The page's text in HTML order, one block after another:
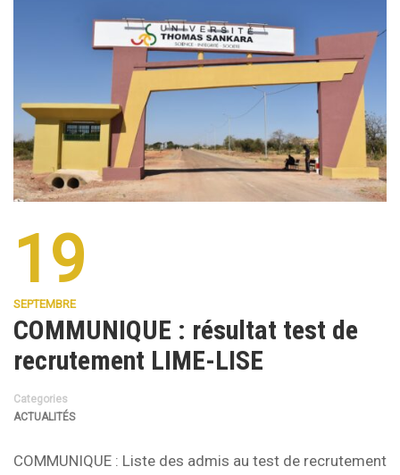
19
SEPTEMBRE
COMMUNIQUE : résultat test de
recrutement LIME-LISE
Categories
ACTUALITÉS
COMMUNIQUE : Liste des admis au test de recrutement